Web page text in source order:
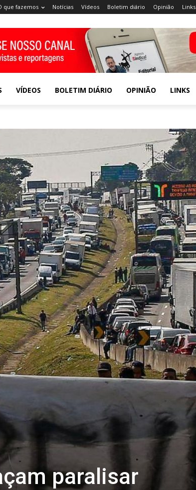
que fazemos Notícias Vídeos Boletim diário Opinião Links
VÍDEOS BOLETIM DIÁRIO OPINIÃO LINKS
paralisar